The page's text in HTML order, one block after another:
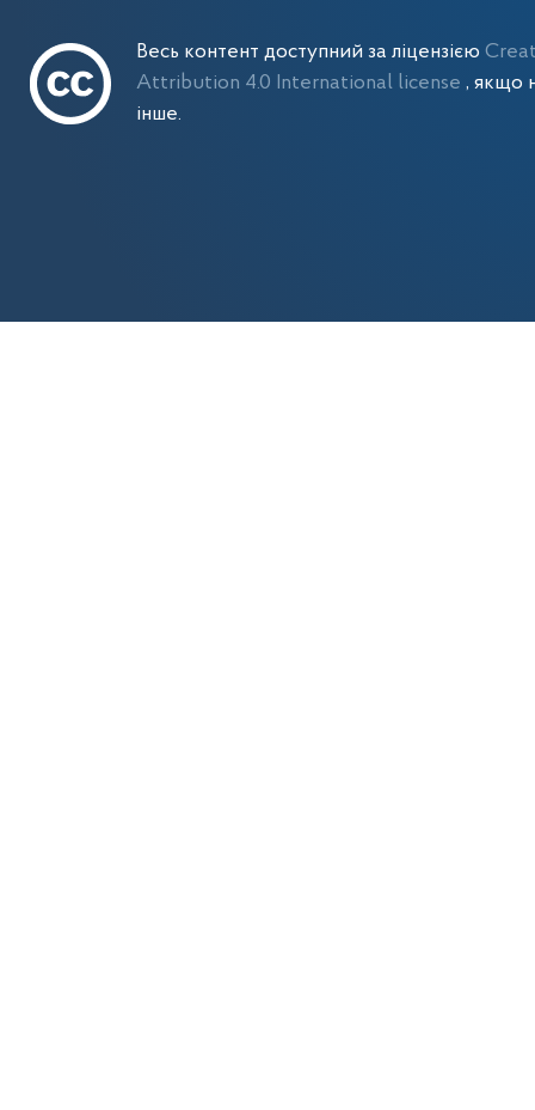
Весь контент доступний за ліцензією
Attribution 4.0 International license, якщо
інше.